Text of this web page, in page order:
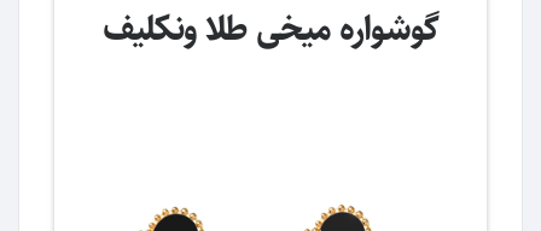
گوشواره میخی طلا ونکلیف